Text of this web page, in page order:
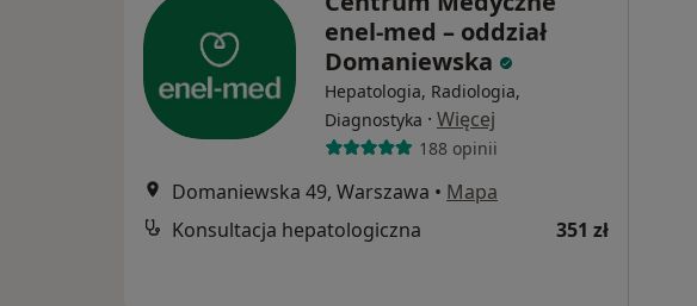
enel-med – oddział
Domaniewska
Hepatologia, Radiologia,
Diagnostyka · Więcej
188 opinii
Domaniewska 49, Warszawa • Mapa
Konsultacja hepatologiczna
351 zł